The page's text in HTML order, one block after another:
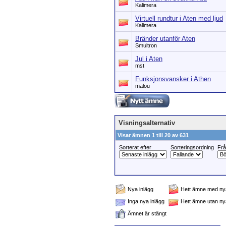
Kalimera
Virtuell rundtur i Aten med ljud
Kalimera
Bränder utanför Aten
Smultron
Jul i Aten
mst
Funksjonsvansker i Athen
malou
Visningsalternativ
Visar ämnen 1 till 20 av 631
Sorterat efter
Sorteringsordning
Nya inlägg
Hett ämne med
Inga nya inlägg
Hett ämne utan
Ämnet är stängt